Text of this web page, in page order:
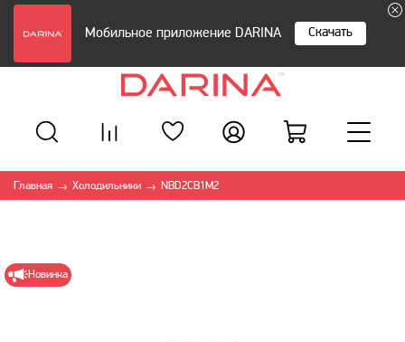
Мобильное приложение DARINA Скачать
Главная → Холодильники → NBD2CB1M2
Новинка